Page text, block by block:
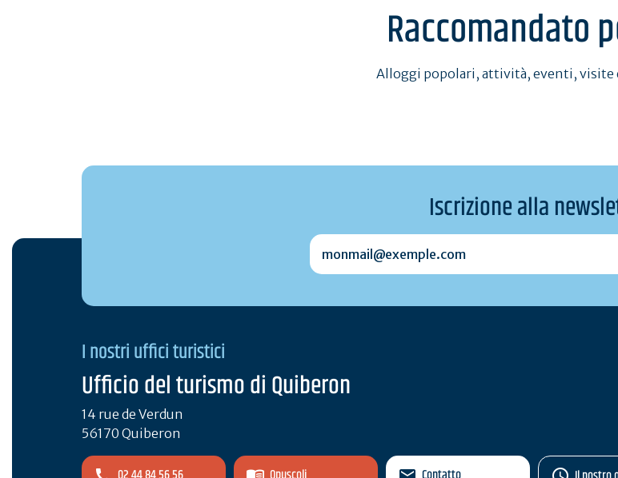
Raccomandato
Alloggi popolari, attività, eventi, visite
Iscrizione alla
monmail@exemple.com
I nostri uffici turistici
Ufficio del turismo di Quiberon
14 rue de Verdun
56170 Quiberon